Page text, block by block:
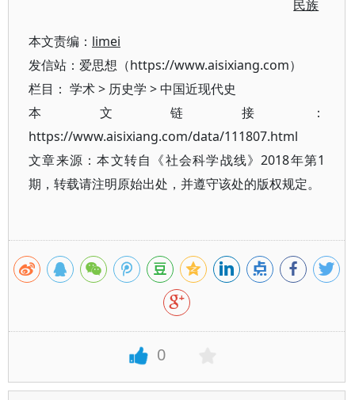
民族
本文责编： limei
发信站：爱思想（https://www.aisixiang.com）
栏目： 学术> 历史学 >中国近现代史
本文链接：
https://www.aisixiang.com/data/111807.html
文章来源：本文转自《社会科学战线》2018年第1
期，转载请注明原始出处，并遵守该处的版权规定。
0